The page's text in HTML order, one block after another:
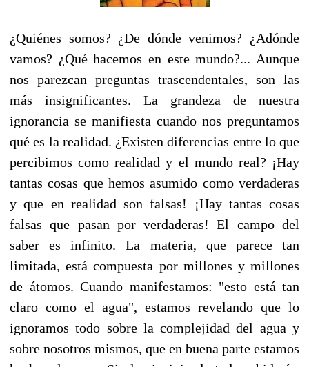
¿Quiénes somos? ¿De dónde venimos? ¿Adónde
vamos? ¿Qué hacemos en este mundo?... Aunque
nos parezcan preguntas trascendentales, son las
más insignificantes. La grandeza de nuestra
ignorancia se manifiesta cuando nos preguntamos
qué es la realidad. ¿Existen diferencias entre lo que
percibimos como realidad y el mundo real? ¡Hay
tantas cosas que hemos asumido como verdaderas
y que en realidad son falsas! ¡Hay tantas cosas
falsas que pasan por verdaderas! El campo del
saber es infinito. La materia, que parece tan
limitada, está compuesta por millones y millones
de átomos. Cuando manifestamos: "esto está tan
claro como el agua", estamos revelando que lo
ignoramos todo sobre la complejidad del agua y
sobre nosotros mismos, que en buena parte estamos